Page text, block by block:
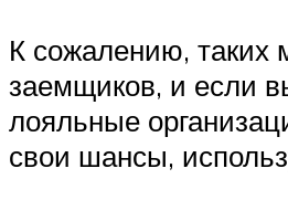
К сожалению, таких
заемщиков, и если
лояльные
свои шансы,